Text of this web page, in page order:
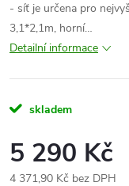
- síť je určena pro
3,1*2,1m, horní…
Detailní informace
skladem
5 290 Kč
4 371,90 Kč bez DPH